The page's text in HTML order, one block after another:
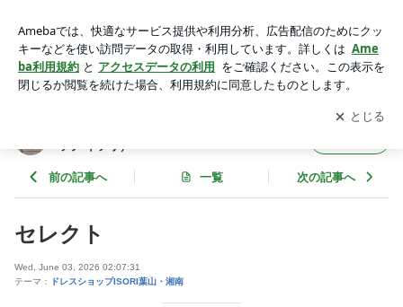
ップ イソリ）アプリをダウンロードして ブログの更新通知
を受け取りまし
ょう。
開く
ップ イソリ）
前の記事へ 一覧 次の記事へ
セレクト
Wed, June 03, 2026 02:07:31
テーマ：
ドレスショップISORI葉山・湘南